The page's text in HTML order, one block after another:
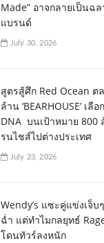
Made” อาจกลายเป็นฉ
แบรนด์
July 30, 2026
สูตรสู้ศึก Red Ocean ต
ล้าน ‘BEARHOUSE’ เ
DNA บนเป้าหมาย 800
รนไชส์ไปต่างประเทศ
July 23, 2026
Wendy’s แซะคู่แข่งเจ็
ฉ่ำ แต่ทำไมกลยุทธ์
โดนทัวร์ลงหนัก